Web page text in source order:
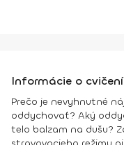
Informácie o cvičení
Prečo je nevyhnutné
oddychovať? Aký
telo balzam na dušu?